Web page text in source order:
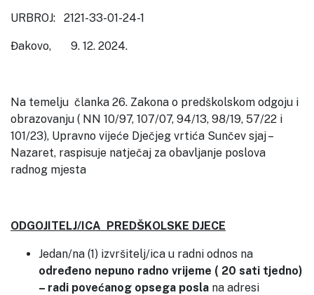
URBROJ: 2121-33-01-24-1
Đakovo, 9. 12. 2024.
Na temelju članka 26. Zakona o predškolskom odgoju i
obrazovanju ( NN 10/97, 107/07, 94/13, 98/19, 57/22 i
101/23), Upravno vijeće Dječjeg vrtića Sunčev sjaj –
Nazaret, raspisuje natječaj za obavljanje poslova
radnog mjesta
ODGOJITELJ/ICA PREDŠKOLSKE DJECE
Jedan/na (1) izvršitelj/ica u radni odnos na
određeno nepuno radno vrijeme ( 20 sati tjedno)
– radi povećanog opsega posla na adresi